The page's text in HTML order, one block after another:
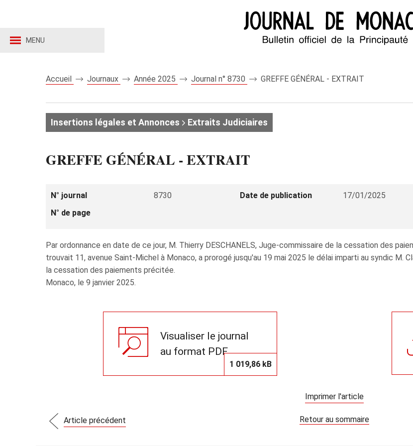
MENU
Accueil Journaux Année 2025 Journal n° 8730 GREFFE GÉNÉRAL - EXTRAIT
Insertions légales et Annonces Extraits Judiciaires
GREFFE GÉNÉRAL - EXTRAIT
N° journal 8730 Date de publication 17/01/2025
N° de page
Par ordonnance en date de ce jour, M. Thierry DESCHANELS, Juge‑commissaire de la cessation des
trouvait 11, avenue Saint-Michel à Monaco, a prorogé jusqu'au 19 mai 2025 le délai imparti au syndic M.
la cessation des paiements précitée.
Monaco, le 9 janvier 2025.
Visualiser le journal
au format PDF
1 019,86 kB
Imprimer l'article
Article précédent Retour au sommaire